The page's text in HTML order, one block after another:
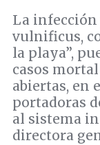
La infección
vulnificus,
la playa”,
casos
abiertas, en
portadoras
al sistema
directora